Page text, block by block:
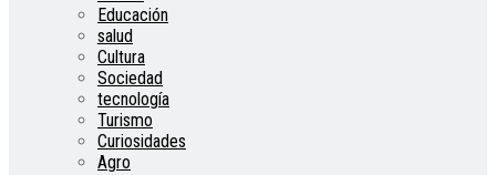
Educación
salud
Cultura
Sociedad
tecnología
Turismo
Curiosidades
Agro